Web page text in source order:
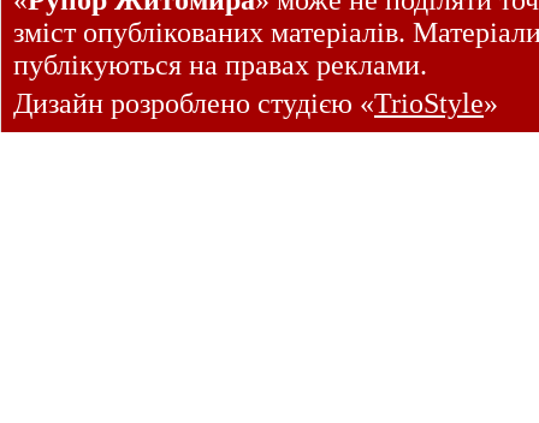
зміст опублікованих матеріалів.
публікуються на правах реклами.
Дизайн розроблено студією «TrioStyle»